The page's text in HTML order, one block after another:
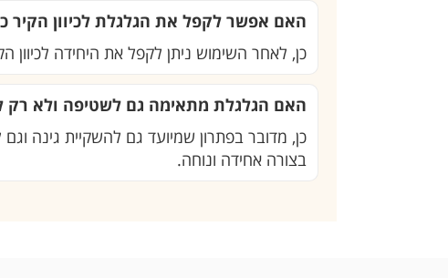
האם אפשר לקפל את הגלגלת לכיוון
כן, לאחר השימוש ניתן לקפל את היחידה לכיוון
האם הגלגלת מתאימה גם לשטיפה ולא רק
כן, מדובר בפתרון שמיועד גם להשקיית גינה
בצורה אחידה ונוחה.